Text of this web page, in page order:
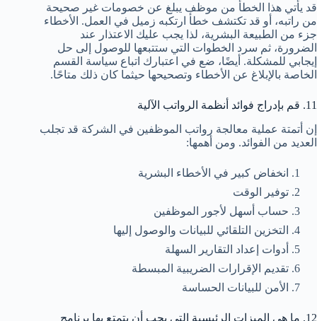
قد يأتي هذا الخطأ من موظف يبلغ عن خصومات غير صحيحة
من راتبه، أو قد تكتشف خطأ ارتكبه زميل في العمل. الأخطاء
جزء من الطبيعة البشرية، لذا يجب عليك الاعتذار عند
الضرورة، ثم سرد الخطوات التي ستتبعها للوصول إلى حل
إيجابي للمشكلة. أيضًا، ضع في اعتبارك اتباع سياسة القسم
الخاصة بالإبلاغ عن الأخطاء وتصحيحها حيثما كان ذلك متاحًا.
11. قم بإدراج فوائد أنظمة الرواتب الآلية
إن أتمتة عملية معالجة رواتب الموظفين في الشركة قد تجلب
العديد من الفوائد. ومن أهمها:
انخفاض كبير في الأخطاء البشرية
توفير الوقت
حساب أسهل لأجور الموظفين
التخزين التلقائي للبيانات والوصول إليها
أدوات إعداد التقارير السهلة
تقديم الإقرارات الضريبية المبسطة
الأمن للبيانات الحساسة
12. ما هي الميزات الرئيسية التي يجب أن يتمتع بها برنامج